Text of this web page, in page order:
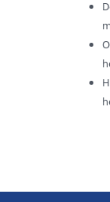
Zorg